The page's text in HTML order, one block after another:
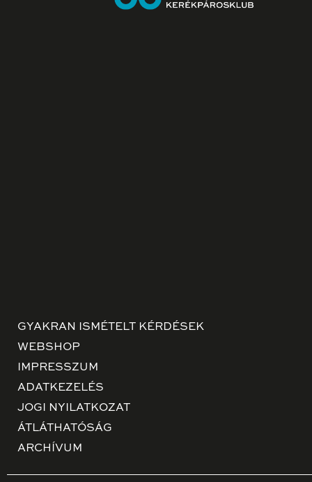
GYAKRAN ISMÉTELT KÉRDÉSEK
WEBSHOP
IMPRESSZUM
ADATKEZELÉS
JOGI NYILATKOZAT
ÁTLÁTHATÓSÁG
ARCHÍVUM